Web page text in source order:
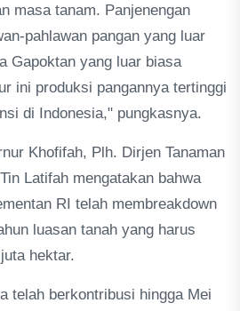
masa tanam. Panjenengan
pahlawan pangan yang luar
Gapoktan yang luar biasa
ini produksi pangannya tertinggi
di Indonesia," pungkasnya.
Khofifah, Plh. Dirjen Tanaman
Latifah mengatakan bahwa
RI telah membreakdown
luasan tanah yang harus
hektar.
telah berkontribusi hingga Mei